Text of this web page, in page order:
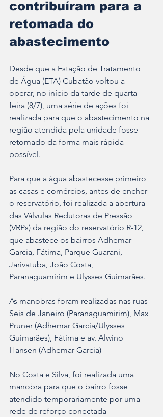
contribuíram para a
retomada do
abastecimento
Desde que a Estação de Tratamento
de Água (ETA) Cubatão voltou a
operar, no início da tarde de quarta-
feira (8/7), uma série de ações foi
realizada para que o abastecimento na
região atendida pela unidade fosse
retomado da forma mais rápida
possível.
Para que a água abastecesse primeiro
as casas e comércios, antes de encher
o reservatório, foi realizada a abertura
das Válvulas Redutoras de Pressão
(VRPs) da região do reservatório R-12,
que abastece os bairros Adhemar
Garcia, Fátima, Parque Guarani,
Jarivatuba, João Costa,
Paranaguamirim e Ulysses Guimarães.
As manobras foram realizadas nas ruas
Seis de Janeiro (Paranaguamirim), Max
Pruner (Adhemar Garcia/Ulysses
Guimarães), Fátima e av. Alwino
Hansen (Adhemar Garcia)
No Costa e Silva, foi realizada uma
manobra para que o bairro fosse
atendido temporariamente por uma
rede de reforço conectada